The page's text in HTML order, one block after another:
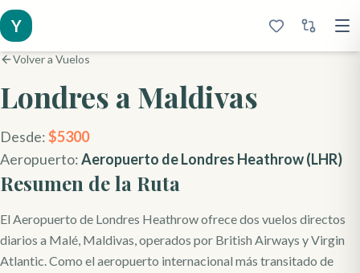
Y
Volver a Vuelos
Londres a Maldivas
Desde:$5300
Aeropuerto:Aeropuerto de Londres Heathrow(LHR)
Resumen de la Ruta
El Aeropuerto de Londres Heathrow ofrece dos vuelos directos
diarios a Malé, Maldivas, operados por British Airways y Virgin
Atlantic. Como el aeropuerto internacional más transitado de